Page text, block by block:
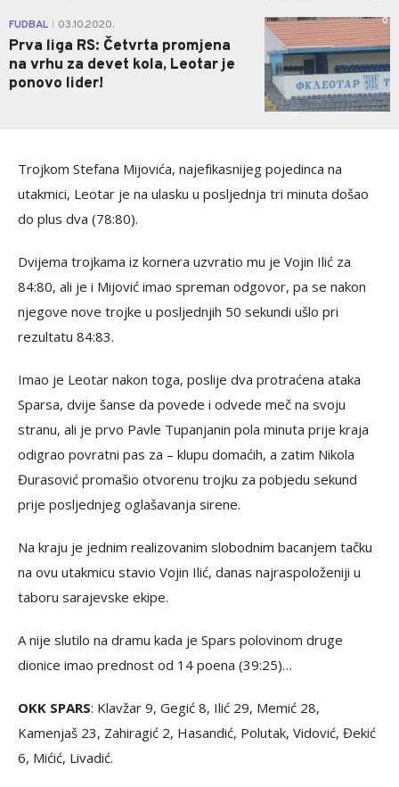
FUDBAL 03.10.2020.
Prva liga RS: Četvrta promjena
na vrhu za devet kola, Leotar je
ponovo lider!
0
Trojkom Stefana Mijovića, najefikasnijeg pojedinca na
utakmici, Leotar je na ulasku u posljednja tri minuta došao
do plus dva (78:80).
Dvijema trojkama iz kornera uzvratio mu je Vojin Ilić za
84:80, ali je i Mijović imao spreman odgovor, pa se nakon
njegove nove trojke u posljednjih 50 sekundi ušlo pri
rezultatu 84:83.
Imao je Leotar nakon toga, poslije dva protraćena ataka
Sparsa, dvije šanse da povede i odvede meč na svoju
stranu, ali je prvo Pavle Tupanjanin pola minuta prije kraja
odigrao povratni pas za – klupu domaćih, a zatim Nikola
Đurasović promašio otvorenu trojku za pobjedu sekund
prije posljednjeg oglašavanja sirene.
Na kraju je jednim realizovanim slobodnim bacanjem tačku
na ovu utakmicu stavio Vojin Ilić, danas najraspoloženiji u
taboru sarajevske ekipe.
A nije slutilo na dramu kada je Spars polovinom druge
dionice imao prednost od 14 poena (39:25)…
OKK SPARS: Klavžar 9, Gegić 8, Ilić 29, Memić 28,
Kamenjaš 23, Zahiragić 2, Hasandić, Polutak, Vidović, Đekić
6, Mićić, Livadić.